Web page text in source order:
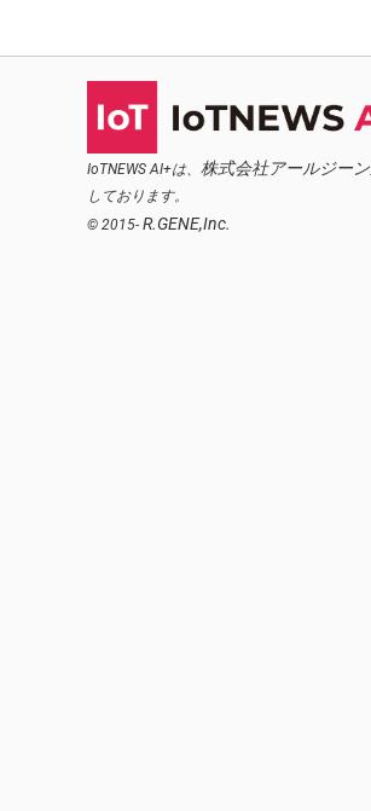
IoTNEWS AI+は、 株式会社アールジーン
しております。
© 2015- R.GENE,Inc.